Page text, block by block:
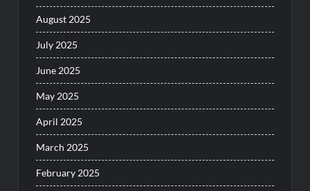
August 2025
July 2025
June 2025
May 2025
April 2025
March 2025
February 2025